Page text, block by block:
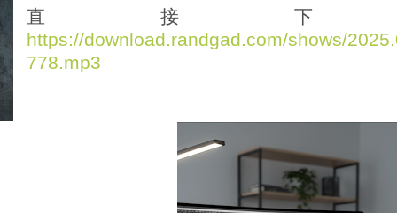
i
o
P
l
直接
https://download.randgad.com/shows/
778.mp3